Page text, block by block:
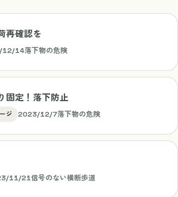
再確認を
12/14落下物の危険
固定！落下防止
ジ 2023/12/7落下物の危険
11/21信号のない横断歩道